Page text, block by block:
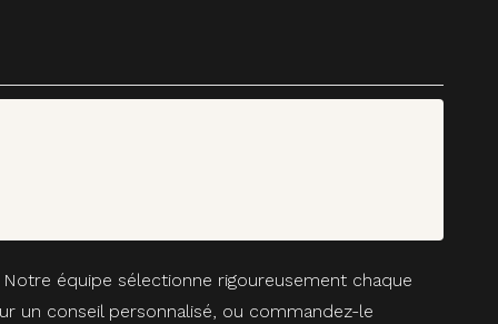
équipe sélectionne rigoureusement chaque
un conseil personnalisé, ou commandez-le